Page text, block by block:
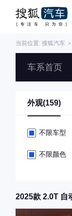
当前位置: 搜狐汽车 ＞
车系首页
外观(159)
不限车型
不限颜色
2025款 2.0T 自